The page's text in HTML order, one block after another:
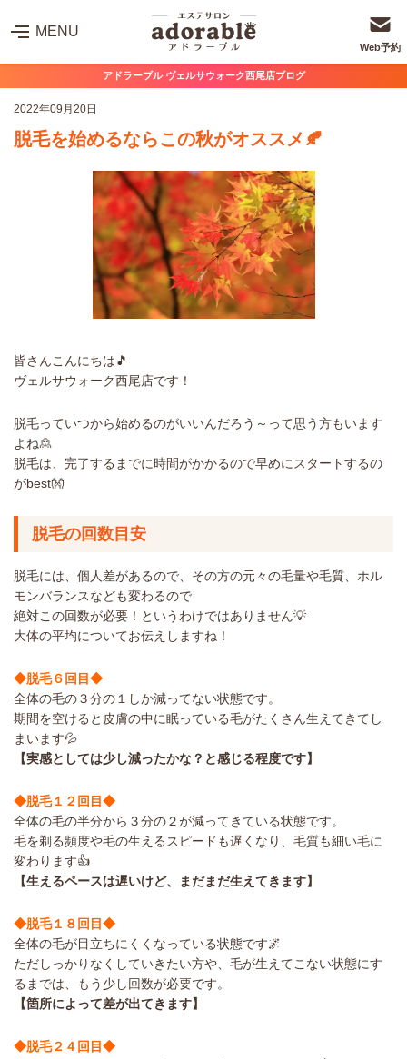
アドラーブル ヴェルサウォーク西尾店ブログ
MENU
Web予約
2022年09月20日
脱毛を始めるならこの秋がオススメ🍂
皆さんこんにちは🎵
ヴェルサウォーク西尾店です！
脱毛っていつから始めるのがいいんだろう～って思う方もいます
よね🙎
脱毛は、完了するまでに時間がかかるので早めにスタートするの
がbest👐
脱毛の回数目安
脱毛には、個人差があるので、その方の元々の毛量や毛質、ホル
モンバランスなども変わるので
絶対この回数が必要！というわけではありません💡
大体の平均についてお伝えしますね！
◆脱毛６回目◆
全体の毛の３分の１しか減ってない状態です。
期間を空けると皮膚の中に眠っている毛がたくさん生えてきてし
まいます💦
【実感としては少し減ったかな？と感じる程度です】
◆脱毛１２回目◆
全体の毛の半分から３分の２が減ってきている状態です。
毛を剃る頻度や毛の生えるスピードも遅くなり、毛質も細い毛に
変わります👍
【生えるペースは遅いけど、まだまだ生えてきます】
◆脱毛１８回目◆
全体の毛が目立ちにくくなっている状態です🌌
ただしっかりなくしていきたい方や、毛が生えてこない状態にす
るまでは、もう少し回数が必要です。
【箇所によって差が出てきます】
◆脱毛２４回目◆